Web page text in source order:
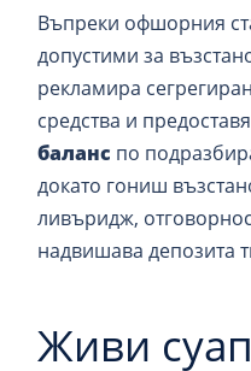
Въпреки офшорния
допустими за
рекламира
средства и предоставя
баланс по
докато гониш
ливъридж,
надвишава депозита
Живи